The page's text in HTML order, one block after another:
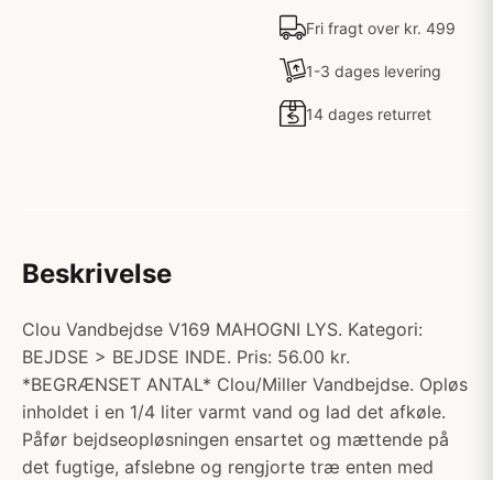
Fri fragt over kr. 499
1-3 dages levering
14 dages returret
Beskrivelse
Clou Vandbejdse V169 MAHOGNI LYS. Kategori:
BEJDSE > BEJDSE INDE. Pris: 56.00 kr.
*BEGRÆNSET ANTAL* Clou/Miller Vandbejdse. Opløs
inholdet i en 1/4 liter varmt vand og lad det afkøle.
Påfør bejdseopløsningen ensartet og mættende på
det fugtige, afslebne og rengjorte træ enten med